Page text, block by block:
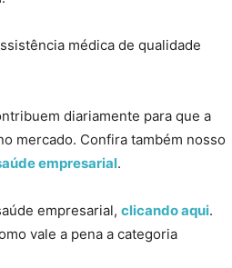
médica de qualidade
diariamente para que a
mercado. Confira também nosso
empresarial.
empresarial, clicando aqui.
vale a pena a categoria